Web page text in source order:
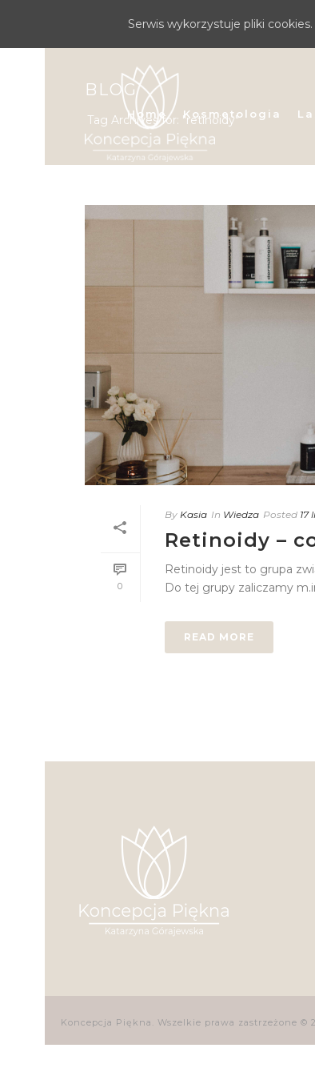
Home Kosmetologia
BLOG
Tag Archives for: "retinoidy"
0
By Kasia In Wiedza Posted 17
Retinoidy –
Retinoidy jest to grupa
Do tej grupy zaliczamy
READ MORE
Koncepcja Piękna. Wszelkie prawa zastrzeżone ©
Serwis wykorzystuje pliki